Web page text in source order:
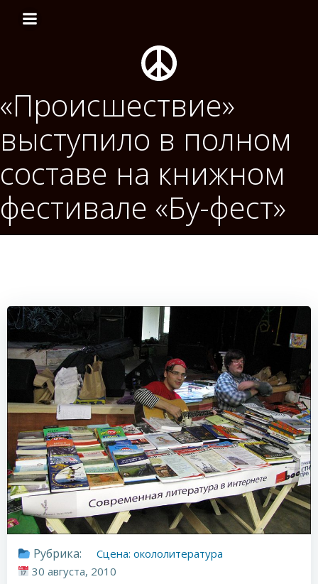
содержимому
«Происшествие»
выступило в полном
составе на книжном
фестивале «Бу-фест»
Рубрика:
Сцена: окололитература
30 августа, 2010